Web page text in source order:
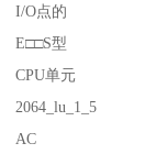
I/O点的
E□□S型
CPU单元
2064_lu_1_5
AC